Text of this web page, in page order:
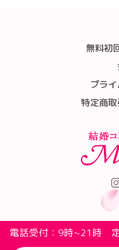
無料初
プラ
特定商
電話受付：9時~21時